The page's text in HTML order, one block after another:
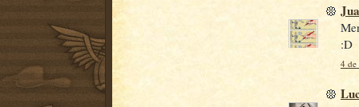
:D
4 de